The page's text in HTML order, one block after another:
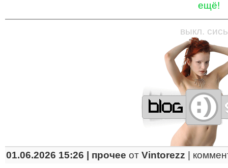
ещё!
—————————————————
выкл.
01.06.2026 15:26 | прочее от Vintorezz